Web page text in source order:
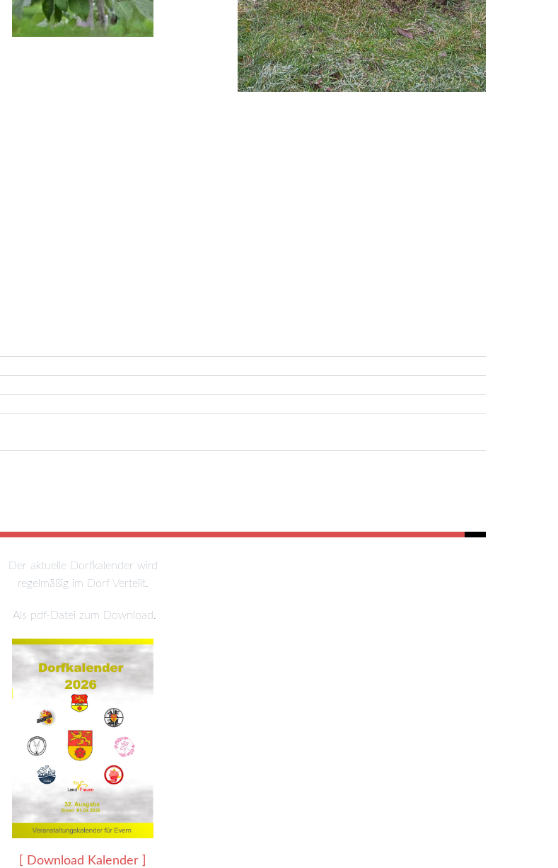
Der aktuelle Dorfkalender wird
regelmäßig im Dorf Verteilt.
Als pdf-Datei zum Download.
[ Download Kalender ]